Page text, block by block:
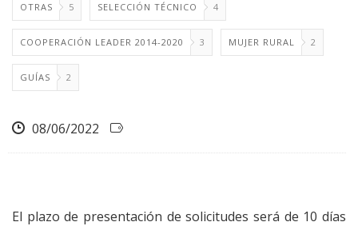
OTRAS 5 SELECCIÓN TÉCNICO 4
COOPERACIÓN LEADER 2014-2020 3 MUJER RURAL 2
GUÍAS 2
08/06/2022
El plazo de presentación de solicitudes será de 10 días